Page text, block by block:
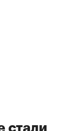
стали